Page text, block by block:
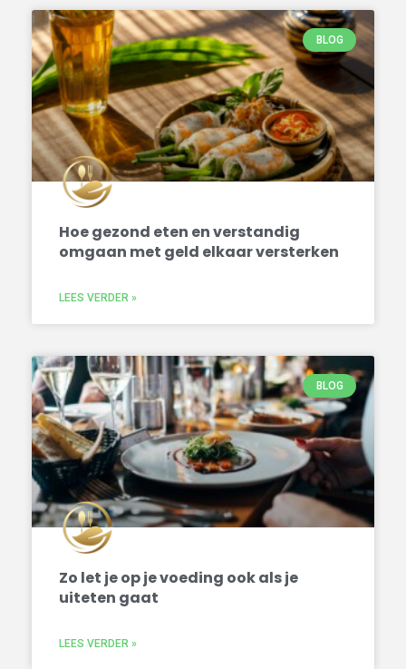
BLOG
Hoe gezond eten en verstandig
omgaan met geld elkaar versterken
LEES VERDER »
BLOG
Zo let je op je voeding ook als je
uiteten gaat
LEES VERDER »